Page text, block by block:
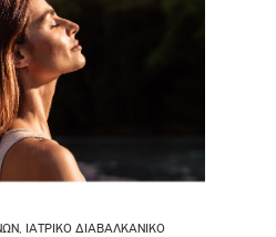
ΙΑΤΡΙΚΟ ΔΙΑΒΑΛΚΑΝΙΚΟ